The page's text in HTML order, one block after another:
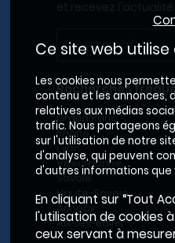
Recherches
Grand Paris
Rhône
Lyon
Villeurbanne
Savoie
Haute-Savoie
Annecy
Aix-les-Bains
Ce site web utilise
Les cookies nous
contenu et les annonces,
relatives aux médias
trafic. Nous partageons
sur l'utilisation de notre
d'analyse, qui peuvent
d'autres informations que
En cliquant sur “Tout
l'utilisation de cookies
ceux servant à